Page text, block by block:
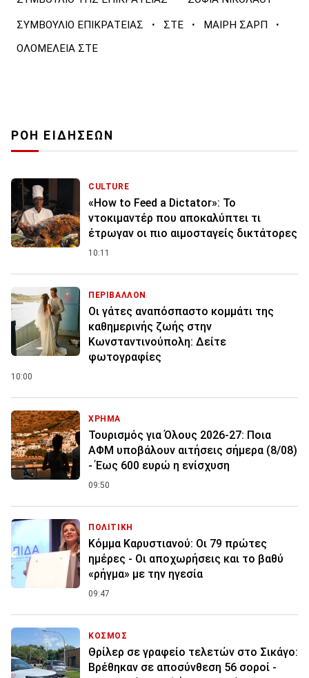
ΣΥΜΒΟΥΛΙΟ ΕΠΙΚΡΑΤΕΙΑΣ · ΣΤΕ · ΜΑΙΡΗ ΣΑΡΠ ·
ΟΛΟΜΕΛΕΙΑ ΣΤΕ
ΡΟΗ ΕΙΔΗΣΕΩΝ
CULTURE
«How to Feed a Dictator»: Το
ντοκιμαντέρ που αποκαλύπτει τι
έτρωγαν οι πιο αιμοσταγείς δικτάτορες
10:11
ΠΕΡΙΒΑΛΛΟΝ
Οι γάτες αναπόσπαστο κομμάτι της
καθημερινής ζωής στην
Κωνσταντινούπολη: Δείτε
φωτογραφίες
10:00
ΧΡΗΜΑ
Τουρισμός για Όλους 2026-27: Ποια
ΑΦΜ υποβάλουν αιτήσεις σήμερα (8/08)
- Έως 600 ευρώ η ενίσχυση
09:50
ΠΟΛΙΤΙΚΗ
Κόμμα Καρυστιανού: Οι 79 πρώτες
ημέρες - Οι αποχωρήσεις και το βαθύ
«ρήγμα» με την ηγεσία
09:47
ΚΟΣΜΟΣ
Θρίλερ σε γραφείο τελετών στο Σικάγο:
Βρέθηκαν σε αποσύνθεση 56 σοροί -